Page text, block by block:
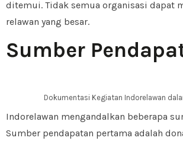
ditemui. Tidak semua organisasi dapat
relawan yang besar.
Sumber
Dokumentasi Kegiatan Indorelawan
Indorelawan mengandalkan beberapa
Sumber pendapatan pertama adalah